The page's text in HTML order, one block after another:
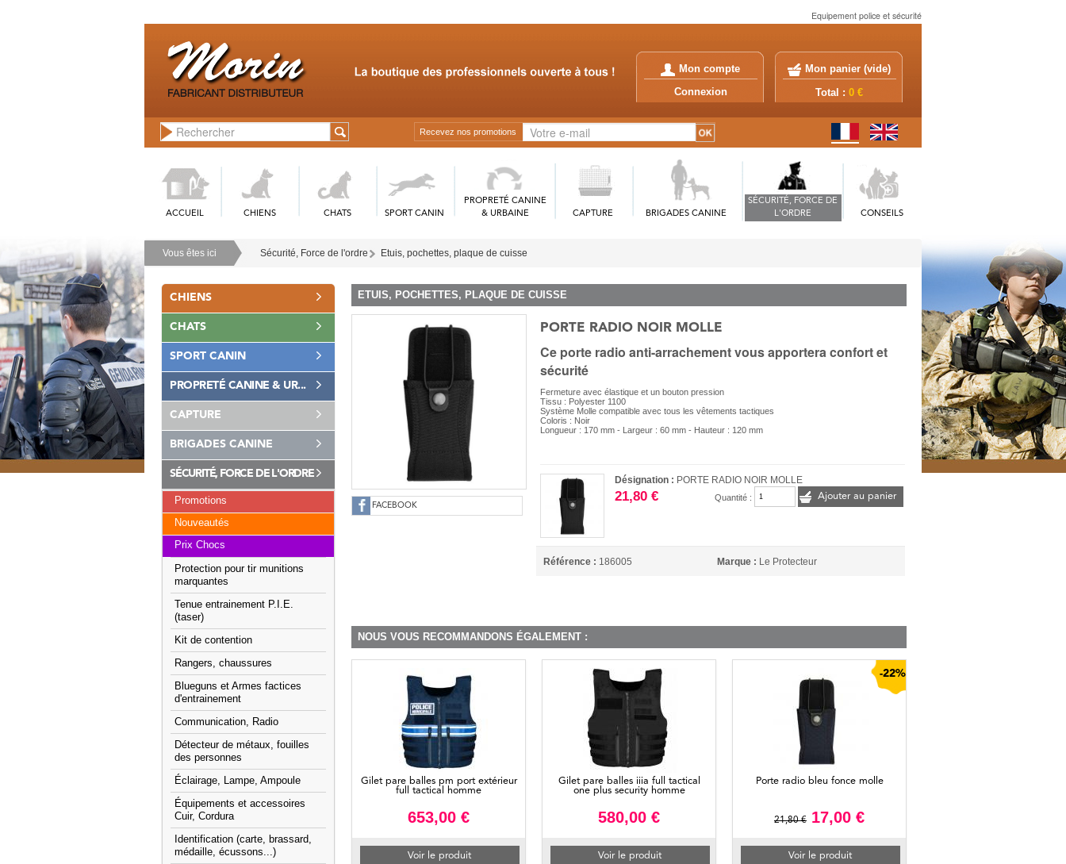
Equipement police et sécurité
Mon compte
Connexion
Mon panier (vide)
Total : 0 €
Recevez nos promotions
ACCUEIL CHIENS CHATS SPORT CANIN
PROPRETÉ CANINE
& URBAINE
CAPTURE BRIGADES CANINE
SÉCURITÉ, FORCE DE
L'ORDRE
CONSEILS
Vous êtes ici Sécurité, Force de l'ordre Etuis, pochettes, plaque de cuisse
CHIENS
CHATS
SPORT CANIN
PROPRETÉ CANINE & UR...
CAPTURE
BRIGADES CANINE
SÉCURITÉ, FORCE DE L'ORDRE
Promotions
Nouveautés
Prix Chocs
Protection pour tir munitions
marquantes
Tenue entrainement P.I.E.
(taser)
Kit de contention
Rangers, chaussures
Blueguns et Armes factices
d'entrainement
Communication, Radio
Détecteur de métaux, fouilles
des personnes
Éclairage, Lampe, Ampoule
Équipements et accessoires
Cuir, Cordura
Identification (carte, brassard,
médaille, écussons...)
ETUIS, POCHETTES, PLAQUE DE CUISSE
FACEBOOK
PORTE RADIO NOIR MOLLE
Ce porte radio anti-arrachement vous apportera confort et
sécurité
Fermeture avec élastique et un bouton pression
Tissu : Polyester 1100
Système Molle compatible avec tous les vêtements tactiques
Coloris : Noir
Longueur : 170 mm - Largeur : 60 mm - Hauteur : 120 mm
Désignation : PORTE RADIO NOIR MOLLE
21,80 € Quantité : Ajouter au panier
Référence : 186005 Marque : Le Protecteur
NOUS VOUS RECOMMANDONS ÉGALEMENT :
Gilet pare balles pm port extérieur
full tactical homme
653,00 €
Voir le produit
Gilet pare balles iiia full tactical
one plus security homme
580,00 €
Voir le produit
-22%
Porte radio bleu fonce molle
21,80 € 17,00 €
Voir le produit